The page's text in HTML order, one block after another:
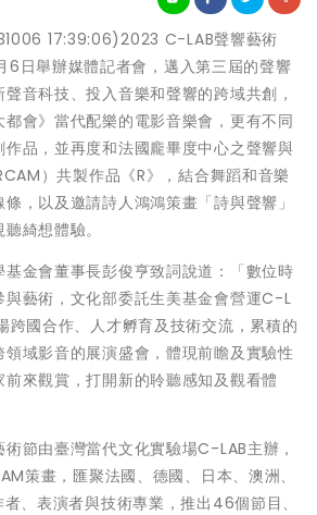
17:39:06)2023 C-LAB聲響藝術
日舉辦媒體記者會，邁入第三屆的聲響
音科技、投入音樂和聲響的跨域共創，
會》當代配樂的電影音樂會，更有不同
品，並再度和法國龐畢度中心之聲響與
）共製作品《R》，結合舞蹈和音樂
，以及邀請詩人鴻鴻策畫「詩與聲響」
綺想體驗。
金會董事長彭俊亨致詞說道：「數位時
與藝術，文化部委託生美基金會營運C-L
跨國合作、人才孵育及技術交流，累積的
域影音的展演盛會，體現前瞻及實驗性
來觀賞，打開新的聆聽感知及觀看體
節由臺灣當代文化實驗場C-LAB主辦，
策畫，匯聚法國、德國、日本、澳洲、
、表演者與技術專業，推出46個節目、